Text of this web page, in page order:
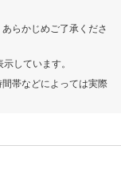
らかじめご了承くださ
しています。
帯などによっては実際